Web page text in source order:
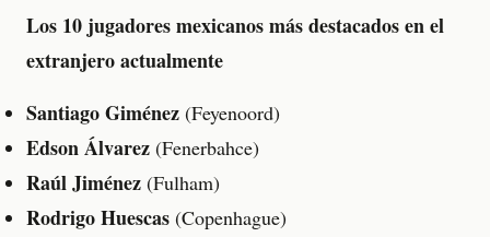
Los 10 jugadores mexicanos más destacados en el
extranjero actualmente
Santiago Giménez (Feyenoord)
Edson Álvarez (Fenerbahce)
Raúl Jiménez (Fulham)
Rodrigo Huescas (Copenhague)